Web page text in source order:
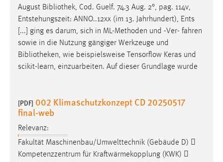
August Bibliothek, Cod. Guelf. 74.3 Aug. 2°, pag. 114v,
Entstehungszeit: ANNO..12xx (im 13. Jahrhundert), Ents
[...] ging es darum, sich in ML-Methoden und -Ver- fahren
sowie in die Nutzung gängiger Werkzeuge und
Bibliotheken, wie beispielsweise Tensorflow Keras und
scikit-learn, einzuarbeiten. Auf dieser Grundlage wurde
[PDF] 002 Klimaschutzkonzept CD 20250517
final-web
Relevanz:
Fakultät Maschinenbau/Umwelttechnik (Gebäude D) 
Kompetenzzentrum für Kraftwärmekopplung (KWK) 